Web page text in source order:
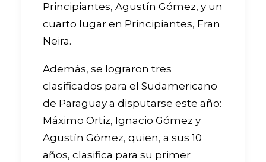
Principiantes, Agustín Gómez, y un
cuarto lugar en Principiantes, Fran
Neira.
Además, se lograron tres
clasificados para el Sudamericano
de Paraguay a disputarse este año:
Máximo Ortiz, Ignacio Gómez y
Agustín Gómez, quien, a sus 10
años, clasifica para su primer